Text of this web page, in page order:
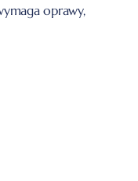
oprawy,